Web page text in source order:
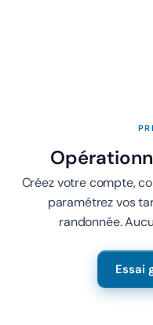
Créez votre compte,
paramétrez vos
randonnée.
Essai